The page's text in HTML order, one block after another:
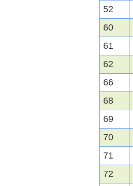
52
60
61
62
66
68
69
70
71
72